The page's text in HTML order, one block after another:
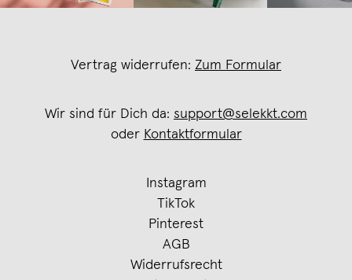
Vertrag widerrufen: Zum Formular
Wir sind für Dich da: support@selekkt.com
oder Kontaktformular
Instagram
TikTok
Pinterest
AGB
Widerrufsrecht